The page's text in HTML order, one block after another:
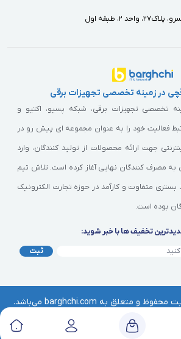
٢، طبقه اول
در زمینه تخصصی تجهیزات برقی
تخصصی تجهیزات برقی، شبکه پسیو، اکتیو و
فعالیت خود را به عنوان مجموعه ای پیش رو در
جهت ارائه محصولات از تولید کنندگان، وارد
به مصرف کنندگان نهایی آغاز کرده است. تلاش تیم
بستری متفاوت و کارآمد در حوزه تجارت الکترونیک
بوده است.
تخفیف ها با خبر شوید:
ثبت
تمامی حقوق این وبسایت محفوظ و متعلق به barghchi.com می‌باشد.
آن موجب پیگرد قانونی خواهد بود. | © برقچی
Barghchi